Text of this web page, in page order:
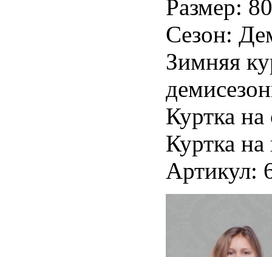
Размер:
Сезон:
Зимняя
Куртка
Куртка
Артикул: